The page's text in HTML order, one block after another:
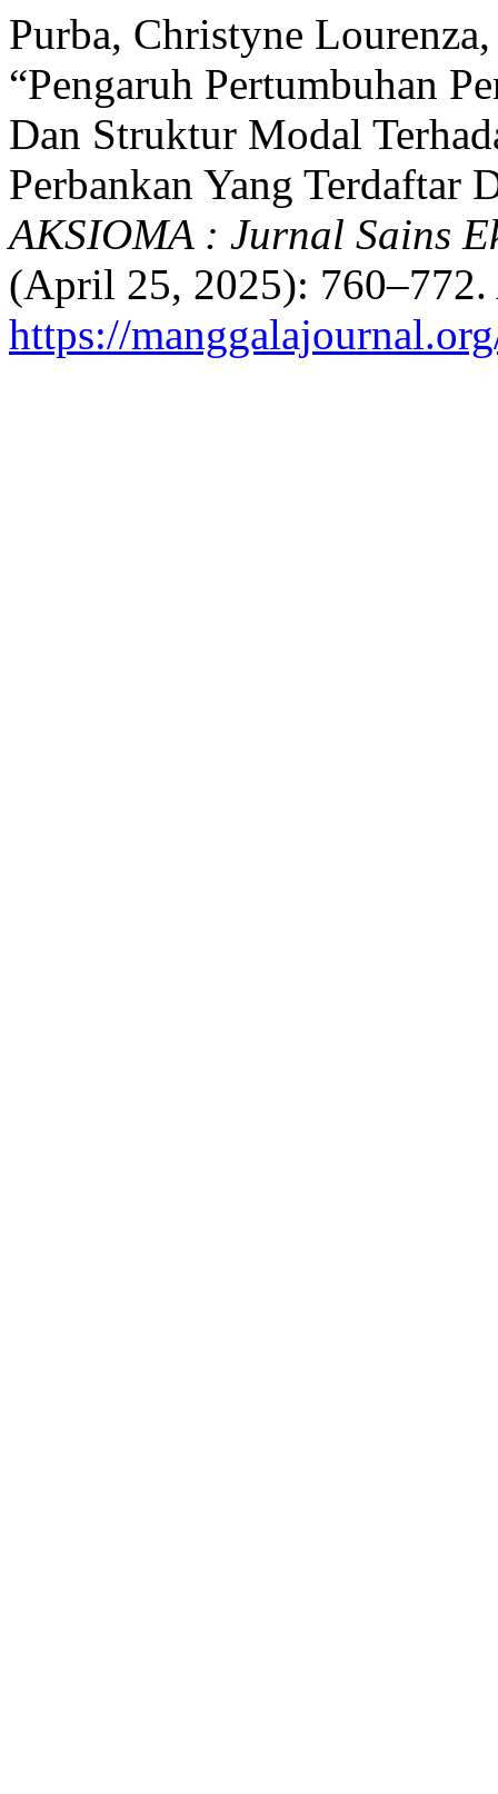
Purba, Christyne
“Pengaruh Pertumbuhan
Dan Struktur Modal
Perbankan Yang Terdaftar
AKSIOMA : Jurnal Sains
(April 25, 2025): 760–772.
https://